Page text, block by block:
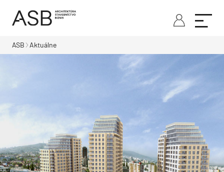
ASB Aktuálne